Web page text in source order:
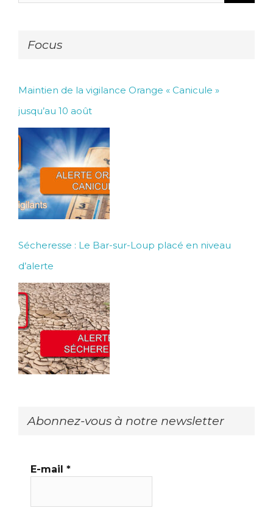
Focus
Maintien de la vigilance Orange « Canicule »
jusqu’au 10 août
Sécheresse : Le Bar-sur-Loup placé en niveau
d’alerte
Abonnez-vous à notre newsletter
E-mail *